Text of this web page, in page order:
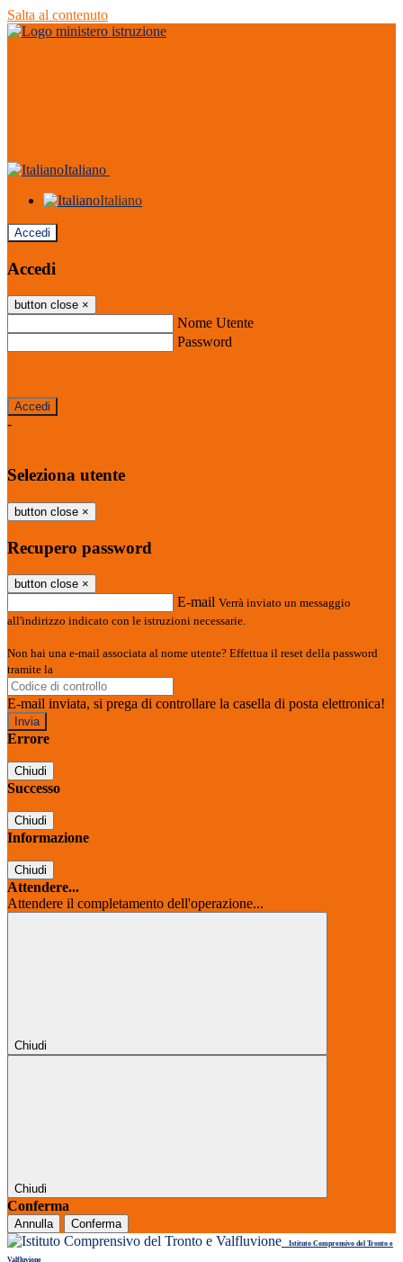
Salta al contenuto
Italiano
Italiano
Accedi
Accedi
button close ×
Nome Utente
Password
-
Seleziona utente
button close ×
Recupero password
button close ×
E-mail Verrà inviato un messaggio
all'indirizzo indicato con le istruzioni necessarie.
Non hai una e-mail associata al nome utente? Effettua il reset della password
tramite la
E-mail inviata, si prega di controllare la casella di posta elettronica!
Errore
Chiudi
Successo
Chiudi
Informazione
Chiudi
Attendere...
Attendere il completamento dell'operazione...
Chiudi
Chiudi
Conferma
Annulla Conferma
Istituto Comprensivo del Tronto e
Valfluvione